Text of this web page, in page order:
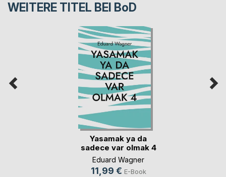
WEITERE TITEL BEI BoD
Yasamak ya da
sadece var olmak 4
Eduard Wagner
11,99 € E-Book